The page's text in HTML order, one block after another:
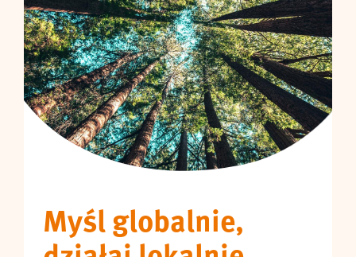
Myśl globalnie,